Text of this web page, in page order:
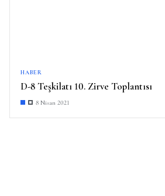
HABER
D-8 Teşkilatı 10. Zirve Toplantısı
8 Nisan 2021